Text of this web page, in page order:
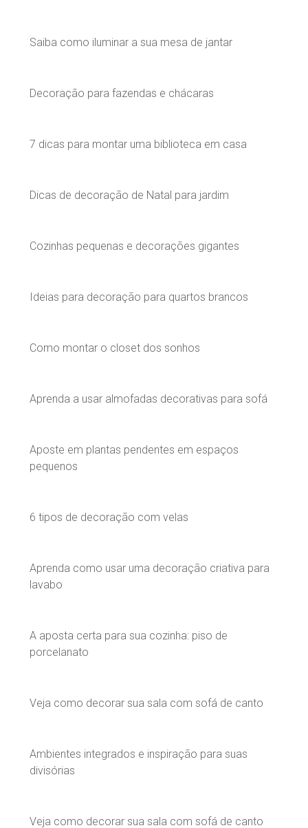
Saiba como iluminar a sua mesa de jantar
Decoração para fazendas e chácaras
7 dicas para montar uma biblioteca em casa
Dicas de decoração de Natal para jardim
Cozinhas pequenas e decorações gigantes
Ideias para decoração para quartos brancos
Como montar o closet dos sonhos
Aprenda a usar almofadas decorativas para sofá
Aposte em plantas pendentes em espaços
pequenos
6 tipos de decoração com velas
Aprenda como usar uma decoração criativa para
lavabo
A aposta certa para sua cozinha: piso de
porcelanato
Veja como decorar sua sala com sofá de canto
Ambientes integrados e inspiração para suas
divisórias
Veja como decorar sua sala com sofá de canto